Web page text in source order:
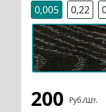
0,005 0,22
3091 Серебро
200 Руб./шт.